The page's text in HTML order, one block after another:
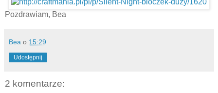
Pozdrawiam, Bea
Bea o 15:29
Udostępnij
2 komentarze: